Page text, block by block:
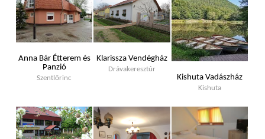
Anna Bár Étterem és
Panzió
Szentlőrinc
Klarissza Vendégház
Drávakeresztúr
Kishuta Vadászház
Kishuta